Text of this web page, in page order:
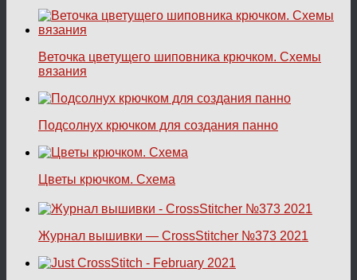
Веточка цветущего шиповника крючком. Схемы
вязания
Подсолнух крючком для создания панно
Цветы крючком. Схема
Журнал вышивки — CrossStitcher №373 2021